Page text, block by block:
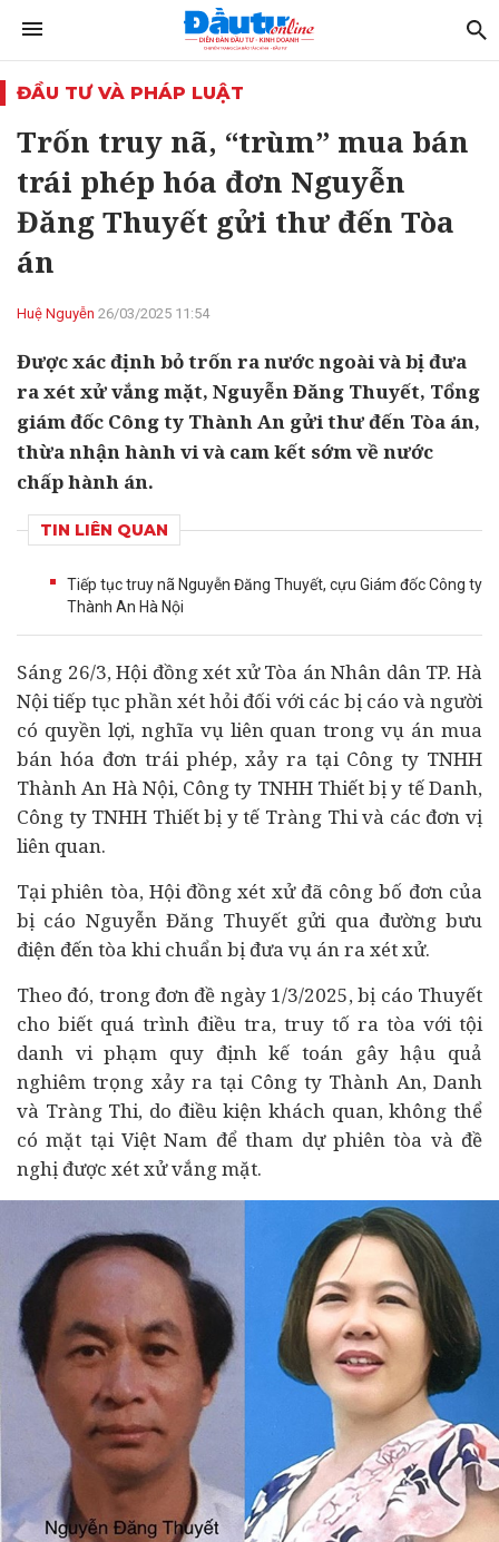
ĐẦU TƯ VÀ PHÁP LUẬT
Trốn truy nã, “trùm” mua bán
trái phép hóa đơn Nguyễn
Đăng Thuyết gửi thư đến Tòa
án
Huệ Nguyễn 26/03/2025 11:54
Được xác định bỏ trốn ra nước ngoài và bị đưa
ra xét xử vắng mặt, Nguyễn Đăng Thuyết, Tổng
giám đốc Công ty Thành An gửi thư đến Tòa án,
thừa nhận hành vi và cam kết sớm về nước
chấp hành án.
TIN LIÊN QUAN
Tiếp tục truy nã Nguyễn Đăng Thuyết, cựu Giám đốc Công ty
Thành An Hà Nội
Sáng 26/3, Hội đồng xét xử Tòa án Nhân dân TP. Hà
Nội tiếp tục phần xét hỏi đối với các bị cáo và người
có quyền lợi, nghĩa vụ liên quan trong vụ án mua
bán hóa đơn trái phép, xảy ra tại Công ty TNHH
Thành An Hà Nội, Công ty TNHH Thiết bịy tếDanh,
Công ty TNHH Thiết bị y tế Tràng Thi và các đơn vị
liên quan.
Tại phiên tòa, Hội đồng xét xử đã công bố đơn của
bị cáo Nguyễn Đăng Thuyết gửi qua đường bưu
điện đến tòa khi chuẩn bị đưa vụ án ra xét xử.
Theo đó, trong đơn đề ngày 1/3/2025, bị cáo Thuyết
cho biết quá trình điều tra, truy tố ra tòa với tội
danh vi phạm quy định kế toán gây hậu quả
nghiêm trọng xảy ra tại Công ty Thành An, Danh
và Tràng Thi, do điều kiện khách quan, không thể
có mặt tại Việt Nam để tham dự phiên tòa và đề
nghị được xét xử vắng mặt.